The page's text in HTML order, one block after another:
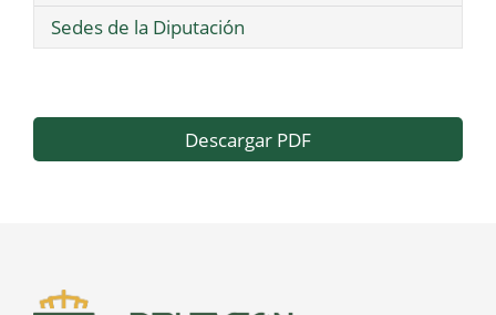
Sedes de la Diputación
Descargar PDF